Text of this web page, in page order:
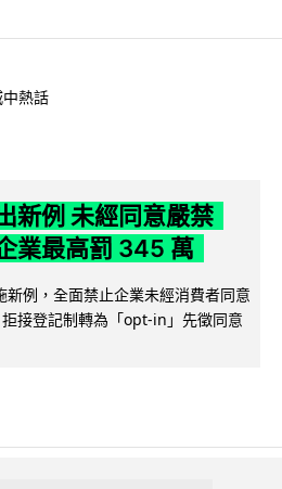
熱話
新例 未經同意嚴禁
業最高罰 345 萬
例，全面禁止企業未經消費者同意
接登記制轉為「opt-in」先徵同意